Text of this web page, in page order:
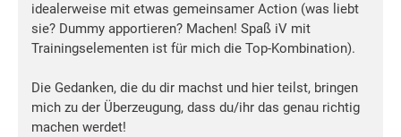
idealerweise mit etwas gemeinsamer Action (was liebt
sie? Dummy apportieren? Machen! Spaß iV mit
Trainingselementen ist für mich die Top-Kombination).
Die Gedanken, die du dir machst und hier teilst, bringen
mich zu der Überzeugung, dass du/ihr das genau richtig
machen werdet!